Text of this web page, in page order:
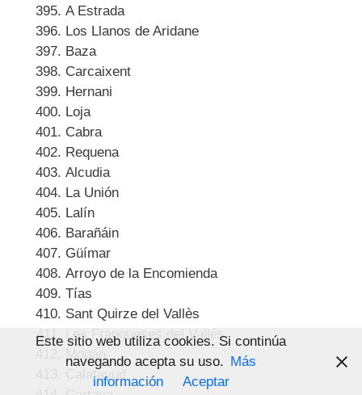
A Estrada
Los Llanos de Aridane
Baza
Carcaixent
Hernani
Loja
Cabra
Requena
Alcudia
La Unión
Lalín
Barañáin
Güímar
Arroyo de la Encomienda
Tías
Sant Quirze del Vallès
Les Franqueses del Vallés
Calatayud
Este sitio web utiliza cookies. Si continúa
navegando acepta su uso. Más
información
Aceptar